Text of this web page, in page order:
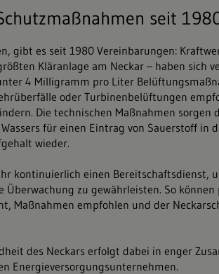
seit
gibt es seit 1980 Vereinbarungen:
Kläranlage am Neckar – haben sich
4 Milligramm pro Liter
oder Turbinenbelüftungen
Die technischen Maßnahmen sorgen
für einen Eintrag von Sauerstoff in
wieder.
kontinuierlich einen Bereitschaftsdienst,
Überwachung zu gewährleisten. So können
Maßnahmen empfohlen und der
des Neckars erfolgt dabei in enger
Energieversorgungsunternehmen.